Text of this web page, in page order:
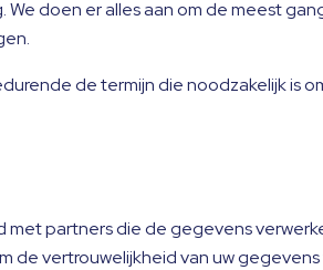
doen er alles aan om de meest
de termijn die noodzakelijk is
partners die de gegevens
de vertrouwelijkheid van uw